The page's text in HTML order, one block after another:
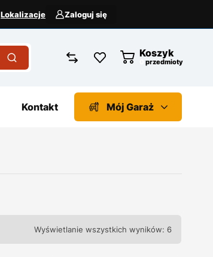
Lokalizacje Zaloguj się
Koszyk
przedmioty
Kontakt Mój Garaż
Wyświetlanie wszystkich wyników: 6